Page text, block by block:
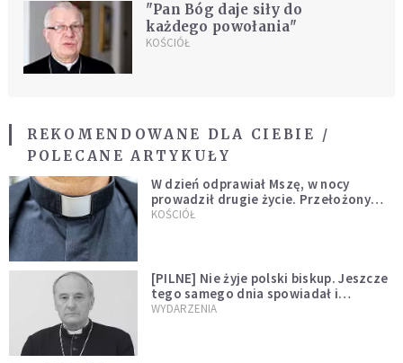
"Pan Bóg daje siły do
każdego powołania"
KOŚCIÓŁ
REKOMENDOWANE DLA CIEBIE /
POLECANE ARTYKUŁY
W dzień odprawiał Mszę, w nocy
prowadził drugie życie. Przełożony
kazał mu opuścić zakon
KOŚCIÓŁ
[PILNE] Nie żyje polski biskup. Jeszcze
tego samego dnia spowiadał i
sprawował Mszę świętą
WYDARZENIA